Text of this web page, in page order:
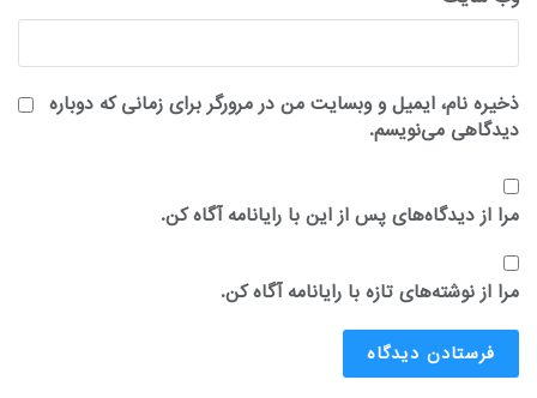
ذخیره نام، ایمیل و وبسایت من در مرورگر برای زمانی که دوباره
دیدگاهی می‌نویسم.
مرا از دیدگاه‌های پس از این با رایانامه آگاه کن.
مرا از نوشته‌های تازه با رایانامه آگاه کن.